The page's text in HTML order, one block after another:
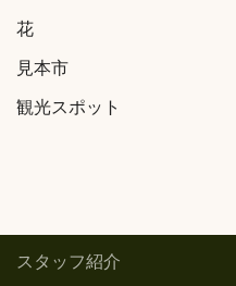
花
見本市
観光スポット
スタッフ紹介